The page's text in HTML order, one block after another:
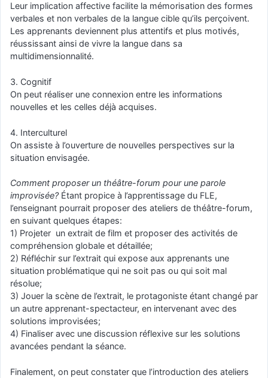
Leur implication affective facilite la mémorisation des formes
verbales et non verbales de la langue cible qu’ils perçoivent.
Les apprenants deviennent plus attentifs et plus motivés,
réussissant ainsi de vivre la langue dans sa
multidimensionnalité.
3. Cognitif
On peut réaliser une connexion entre les informations
nouvelles et les celles déjà acquises.
4. Interculturel
On assiste à l’ouverture de nouvelles perspectives sur la
situation envisagée.
Comment proposer un théâtre-forum pour une parole
improvisée? Étant propice à l’apprentissage du FLE,
l’enseignant pourrait proposer des ateliers de théâtre-forum,
en suivant quelques étapes:
1) Projeter un extrait de film et proposer des activités de
compréhension globale et détaillée;
2) Réfléchir sur l’extrait qui expose aux apprenants une
situation problématique qui ne soit pas ou qui soit mal
résolue;
3) Jouer la scène de l’extrait, le protagoniste étant changé par
un autre apprenant-spectacteur, en intervenant avec des
solutions improvisées;
4) Finaliser avec une discussion réflexive sur les solutions
avancées pendant la séance.
Finalement, on peut constater que l’introduction des ateliers